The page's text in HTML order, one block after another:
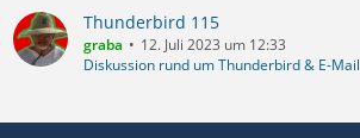
Thunderbird 115
graba
12. Juli 2023 um 12:33
Diskussion rund um Thunderbird & E-Mail